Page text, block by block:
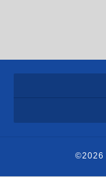
©2026